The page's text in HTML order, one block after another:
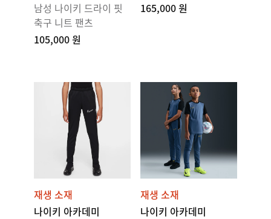
남성 나이키 드라이 핏
축구 니트 팬츠
105,000 원
165,000 원
재생 소재
나이키 아카데미
재생 소재
나이키 아카데미